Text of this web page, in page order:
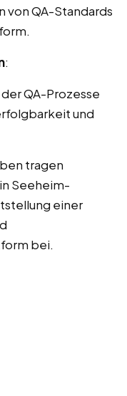
von QA-Standards
:
QA-Prozesse
und
tragen
Seeheim-
einer
bei.